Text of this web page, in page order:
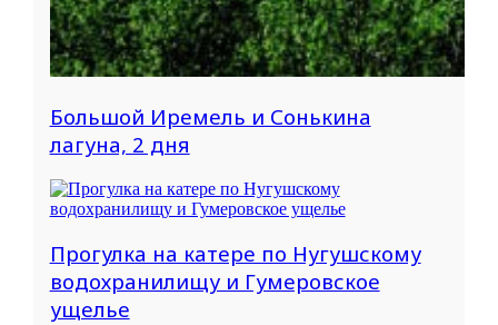
Большой Иремель и Сонькина
лагуна, 2 дня
Прогулка на катере по Нугушскому
водохранилищу и Гумеровское
ущелье